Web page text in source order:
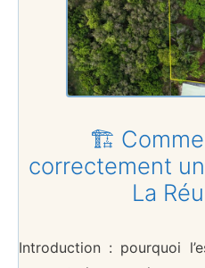
🏗️
correctement
La
Introduction : pourquoi